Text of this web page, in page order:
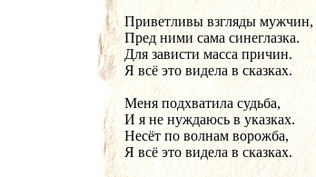
Приветливы взгляды мужчин,
Пред ними сама синеглазка.
Для зависти масса причин.
Я всё это видела в сказках.
Меня подхватила судьба,
И я не нуждаюсь в указках.
Несёт по волнам ворожба,
Я всё это видела в сказках.